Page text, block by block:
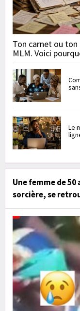
Ton carnet ou ton
MLM. Voici
Le
Une femme de
sorcière, se